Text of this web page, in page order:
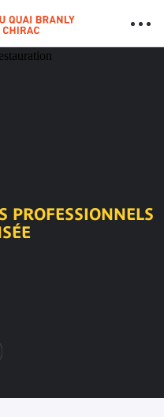
PROFESSIONNELS